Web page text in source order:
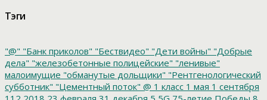
Тэги
"@" "Банк приколов" "Бествидео" "Дети войны" "Добрые
дела" "железобетонные полицейские" "ленивые"
малоимущие "обманутые дольщики" "Рентгенологический
субботник" "Цементный поток" @ 1 класс 1 мая 1 сентября